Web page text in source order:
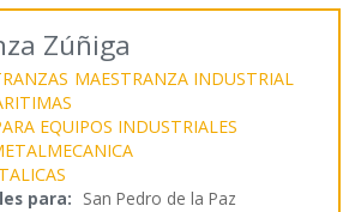
Zúñiga
MAESTRANZA INDUSTRIAL
EQUIPOS INDUSTRIALES
para: San Pedro de la Paz